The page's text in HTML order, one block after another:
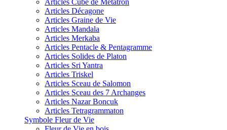
Articles Cube de Métatron
Articles Décagone
Articles Graine de Vie
Articles Mandala
Articles Merkaba
Articles Pentacle & Pentagramme
Articles Solides de Platon
Articles Sri Yantra
Articles Triskel
Articles Sceau de Salomon
Articles Sceau des 7 Archanges
Articles Nazar Boncuk
Articles Tetragrammaton
Symbole Fleur de Vie